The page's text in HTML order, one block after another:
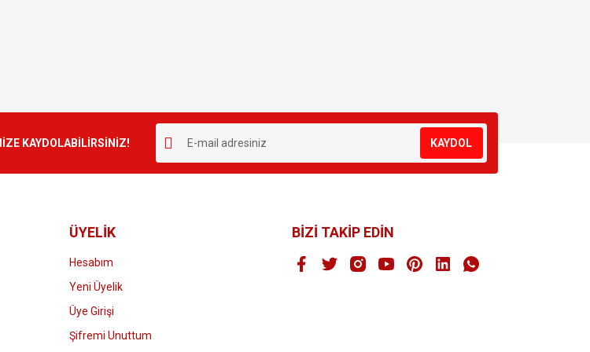
KAYDOLABİLİRSİNİZ! KAYDOL
ÜYELİK
Hesabım
Yeni Üyelik
Üye Girişi
Şifremi Unuttum
BİZİ TAKİP EDİN